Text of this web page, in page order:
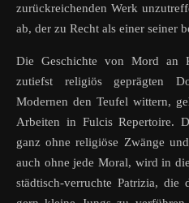
zurückreichenden Werk
ab, der zu Recht als einer seiner
Die Geschichte von Mord an
zutiefst religiös geprägten
Modernen den Teufel wittern,
Arbeiten in Fulcis Repertoire.
ganz ohne religiöse Zwänge
auch ohne jede Moral, wird in
städtisch-verruchte Patrizia,